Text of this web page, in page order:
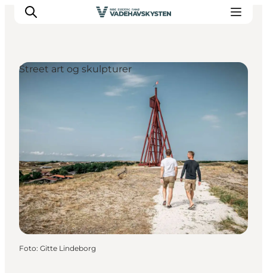
Oplev Mandø
Oplev Vadehavet
Det Sker
Street art og skulpturer
Foto: Gitte Lindeborg